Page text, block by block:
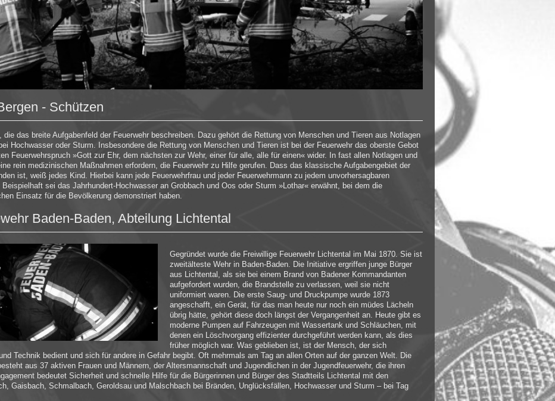
- Schützen
das breite Aufgabenfeld der Feuerwehr beschreiben. Dazu gehört die Rettung von Menschen und Tieren aus Notlagen
Hochwasser oder Sturm. Insbesondere die Rettung von Menschen und Tieren ist bei der Feuerwehr das oberste Gebot
Feuerwehrspruch »Gott zur Ehr, dem nächsten zur Wehr, einer für alle, alle für einen« wider. In fast allen Notlagen und
rein medizinischen Maßnahmen erfordern, die Feuerwehr zu Hilfe gerufen. Dass das klassische Aufgabengebiet der
ist, weiß jedes Kind. Hierbei kann jede Feuerwehrfrau und jeder Feuerwehrmann zu jedem unvorhersagbaren
sei das Jahrhundert-Hochwasser an Grobbach und Oos oder Sturm »Lothar« erwähnt, bei dem die
Einsatz für die Bevölkerung demonstriert haben.
Baden-Baden, Abteilung Lichtental
Gegründet wurde die Freiwillige Feuerwehr Lichtental im Mai 1870. Sie ist
zweitälteste Wehr in Baden-Baden. Die Initiative ergriffen junge Bürger
aus Lichtental, als sie bei einem Brand von Badener Kommandanten
aufgefordert wurden, die Brandstelle zu verlassen, weil sie nicht
uniformiert waren. Die erste Saug- und Druckpumpe wurde 1873
angeschafft, ein Gerät, für das man heute nur noch ein müdes Lächeln
übrig hätte, gehört diese doch längst der Vergangenheit an. Heute gibt es
moderne Pumpen auf Fahrzeugen mit Wassertank und Schläuchen, mit
denen ein Löschvorgang effizienter durchgeführt werden kann, als dies
früher möglich war. Was geblieben ist, ist der Mensch, der sich
Technik bedient und sich für andere in Gefahr begibt. Oft mehrmals am Tag an allen Orten auf der ganzen Welt. Die
aus 37 aktiven Frauen und Männern, der Altersmannschaft und Jugendlichen in der Jugendfeuerwehr, die ihren
bedeutet Sicherheit und schnelle Hilfe für die Bürgerinnen und Bürger des Stadtteils Lichtental mit den
Gaisbach, Schmalbach, Geroldsau und Malschbach bei Bränden, Unglücksfällen, Hochwasser und Sturm – bei Tag